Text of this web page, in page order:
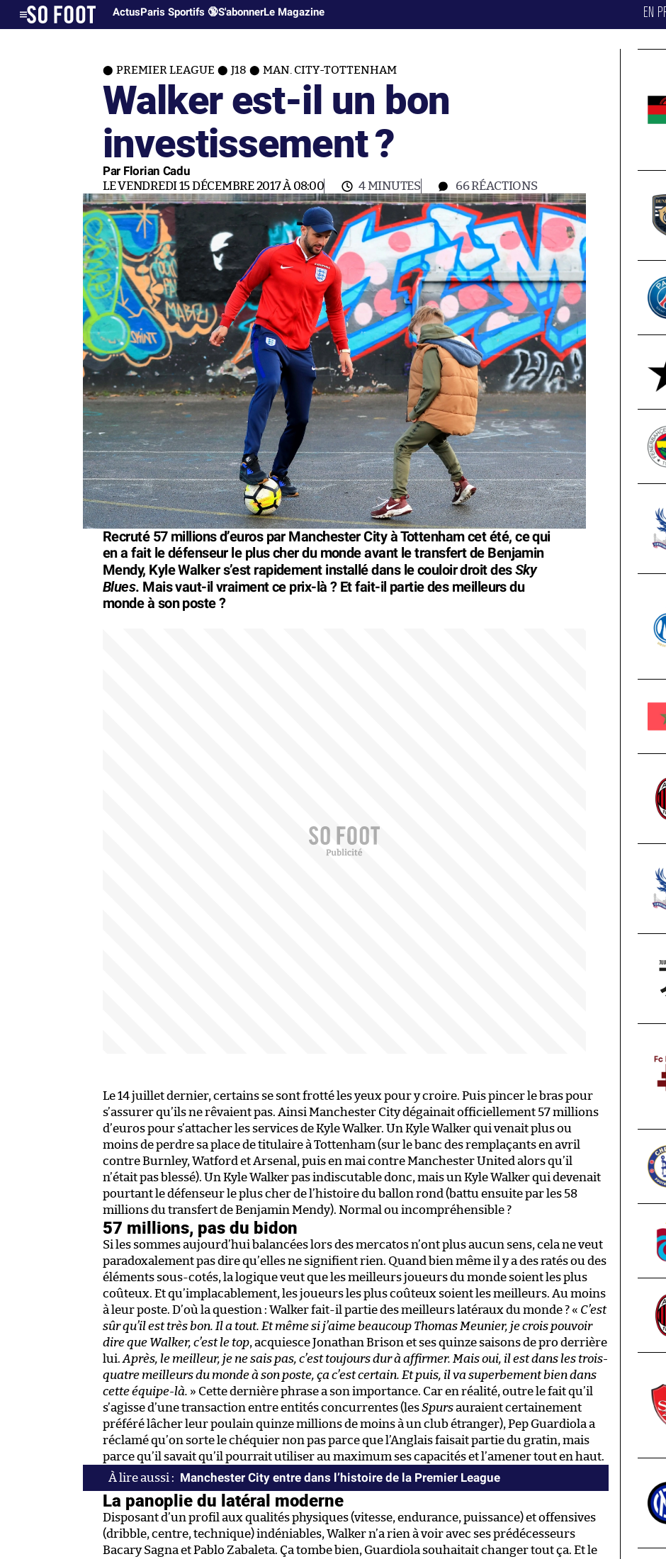
ActusParis Sportifs 🔞S'abonnerLe Magazine EN
PREMIER LEAGUE J18 MAN. CITY-TOTTENHAM
Walker est-il un bon
investissement ?
Par Florian Cadu
LE VENDREDI 15 DÉCEMBRE 2017 À 08:00 4 MINUTES 66RÉACTIONS
Recruté 57 millions d’euros par Manchester City à Tottenham cet été, ce qui
en a fait le défenseur le plus cher du monde avant le transfert de Benjamin
Mendy, Kyle Walker s’est rapidement installé dans le couloir droit desSky
Blues. Mais vaut-il vraiment ce prix-là ? Et fait-il partie des meilleurs du
monde à son poste ?
Le 14 juillet dernier, certains se sont frotté les yeux pour y croire. Puis pincer le bras pour
s’assurer qu’ils ne rêvaient pas. Ainsi Manchester City dégainait officiellement 57 millions
d’euros pour s’attacher les services de Kyle Walker. Un Kyle Walker qui venait plus ou
moins de perdre sa place de titulaire à Tottenham (sur le banc des remplaçants en avril
contre Burnley, Watford et Arsenal, puis en mai contre Manchester United alors qu’il
n’était pas blessé). Un Kyle Walker pas indiscutable donc, mais un Kyle Walker qui devenait
pourtant le défenseur le plus cher de l’histoire du ballon rond (battu ensuite par les 58
millions du transfert de Benjamin Mendy). Normal ou incompréhensible ?
57 millions, pas du bidon
Si les sommes aujourd’hui balancées lors des mercatos n’ont plus aucun sens, cela ne veut
paradoxalement pas dire qu’elles ne signifient rien. Quand bien même il y a des ratés ou des
éléments sous-cotés, la logique veut que les meilleurs joueurs du monde soient les plus
coûteux. Et qu’implacablement, les joueurs les plus coûteux soient les meilleurs. Au moins
à leur poste. D’où la question : Walker fait-il partie des meilleurs latéraux du monde ? « C’est
sûr qu’il est très bon. Il a tout. Et même si j’aime beaucoup Thomas Meunier, je crois pouvoir
dire que Walker, c’est le top, acquiesce Jonathan Brison et ses quinze saisons de pro derrière
lui. Après, le meilleur, je ne sais pas, c’est toujours dur à affirmer. Mais oui, il est dans les trois-
quatre meilleurs du monde à son poste, ça c’est certain. Et puis, il va superbement bien dans
cette équipe-là. » Cette dernière phrase a son importance. Car en réalité, outre le fait qu’il
s’agisse d’une transaction entre entités concurrentes (lesSpursauraient certainement
préféré lâcher leur poulain quinze millions de moins à un club étranger), Pep Guardiola a
réclamé qu’on sorte le chéquier non pas parce que l’Anglais faisait partie du gratin, mais
parce qu’il savait qu’il pourrait utiliser au maximum ses capacités et l’amener tout en haut.
Manchester City entre dans l’histoire de la Premier League
La panoplie du latéral moderne
Disposant d’un profil aux qualités physiques (vitesse, endurance, puissance) et offensives
(dribble, centre, technique) indéniables, Walker n’a rien à voir avec ses prédécesseurs
Bacary Sagna et Pablo Zabaleta. Ça tombe bien, Guardiola souhaitait changer tout ça. Et le